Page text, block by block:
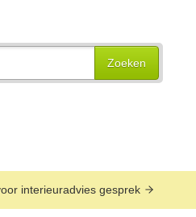
Zoeken
interieuradvies gesprek